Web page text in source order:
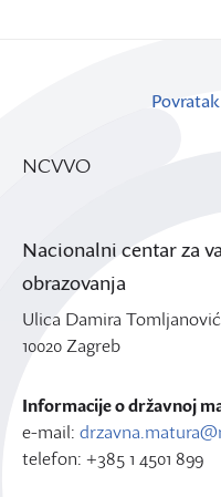
NCVVO
Nacionalni centar za
obrazovanja
Ulica Damira
10020 Zagreb
Informacije o državnoj
e-mail:
telefon: +385 1 4501 899